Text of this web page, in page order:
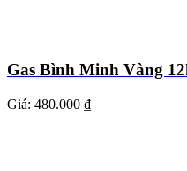
Gas Bình Minh Vàng
Giá: 480.000 ₫